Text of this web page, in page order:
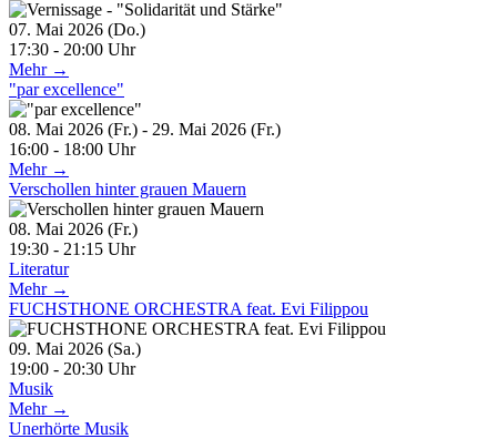
07. Mai 2026 (Do.)
17:30 - 20:00 Uhr
Mehr →
"par excellence"
08. Mai 2026 (Fr.) - 29. Mai 2026 (Fr.)
16:00 - 18:00 Uhr
Mehr →
Verschollen hinter grauen Mauern
08. Mai 2026 (Fr.)
19:30 - 21:15 Uhr
Literatur
Mehr →
FUCHSTHONE ORCHESTRA feat. Evi Filippou
09. Mai 2026 (Sa.)
19:00 - 20:30 Uhr
Musik
Mehr →
Unerhörte Musik